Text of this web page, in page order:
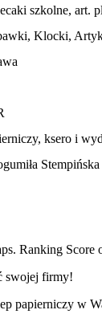
szkolne, art.
Klocki,
ksero i
Stempińska
Ranking
swojej firmy!
papierniczy w